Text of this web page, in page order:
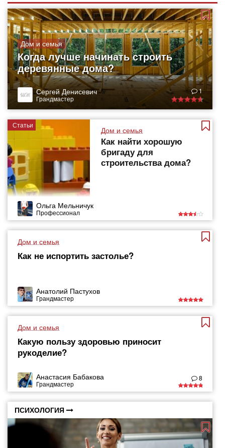
Дом и семья
Когда лучше начинать строить
деревянные дома?
Сергей Денисевич
Грандмастер
1
Статьи
Дом и семья
Как найти хорошую
бригаду для
строительства дома?
Ольга Мельничук
Профессионал
Дом и семья
Как не испортить застолье?
Анатолий Пастухов
Грандмастер
Дом и семья
Какую пользу здоровью приносит
рукоделие?
Анастасия Бабакова
Грандмастер
8
ПСИХОЛОГИЯ